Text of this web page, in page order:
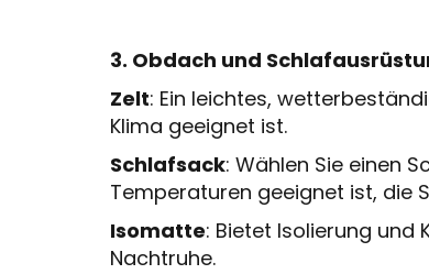
3. Obdach und
Zelt: Ein leichtes,
Klima geeignet ist.
Schlafsack: Wählen Sie einen
Temperaturen geeignet ist, die
Isomatte: Bietet Isolierung
Nachtruhe.